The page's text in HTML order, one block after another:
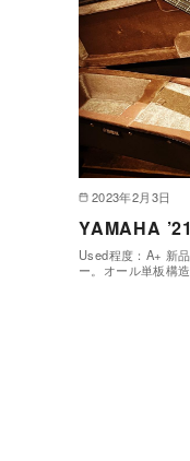
2023年2月3日
YAMAHA
Used程度：A+ 新
ー。オール単板構